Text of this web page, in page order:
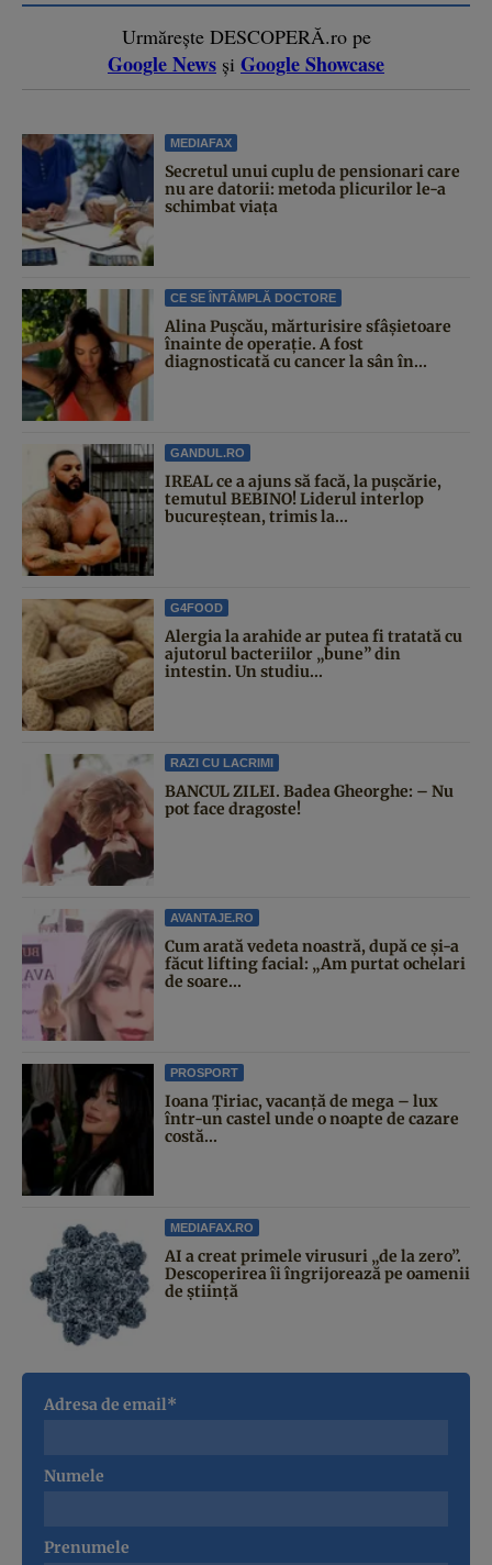
Urmărește DESCOPERĂ.ro pe
Google News și Google Showcase
MEDIAFAX
Secretul unui cuplu de pensionari care
nu are datorii: metoda plicurilor le-a
schimbat viața
CE SE ÎNTÂMPLĂ DOCTORE
Alina Pușcău, mărturisire sfâșietoare
înainte de operație. A fost
diagnosticată cu cancer la sân în...
GANDUL.RO
IREAL ce a ajuns să facă, la pușcărie,
temutul BEBINO! Liderul interlop
bucureștean, trimis la...
G4FOOD
Alergia la arahide ar putea fi tratată cu
ajutorul bacteriilor „bune” din
intestin. Un studiu...
RAZI CU LACRIMI
BANCUL ZILEI. Badea Gheorghe: – Nu
pot face dragoste!
AVANTAJE.RO
Cum arată vedeta noastră, după ce și-a
făcut lifting facial: „Am purtat ochelari
de soare...
PROSPORT
Ioana Țiriac, vacanță de mega – lux
într-un castel unde o noapte de cazare
costă...
MEDIAFAX.RO
AI a creat primele virusuri „de la zero”.
Descoperirea îi îngrijorează pe oamenii
de știință
Adresa de email*
Numele
Prenumele